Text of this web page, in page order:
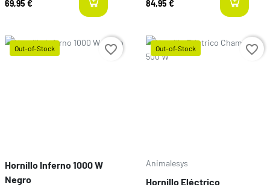
69,95 € last-items
84,95 €
Out-of-Stock
Hornillo Inferno 1000 W
Negro
favorite_border Out-of-Stock
Animalesys
Hornillo Eléctrico
favorite_border